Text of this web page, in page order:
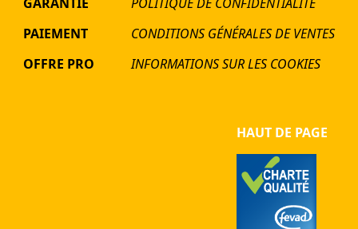
PAIEMENT
OFFRE PRO
CONDITIONS GÉNÉRALES DE VENTES
INFORMATIONS SUR LES COOKIES
HAUT DE PAGE